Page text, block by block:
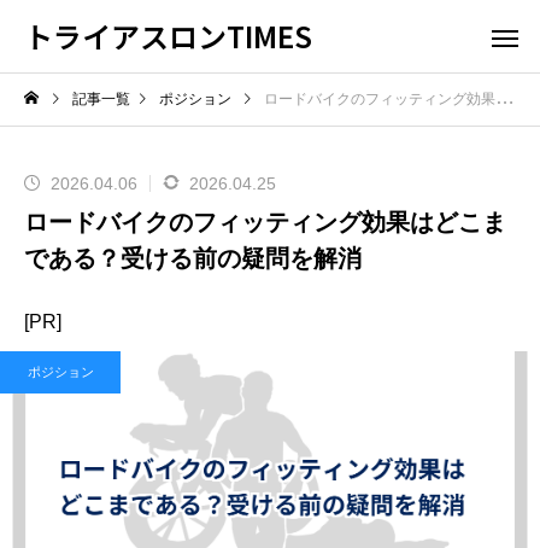
トライアスロンTIMES
記事一覧 ポジション ロードバイクのフィッティング効果はどこまである？受ける前の疑問を解消
2026.04.06 2026.04.25
ロードバイクのフィッティング効果はどこま
である？受ける前の疑問を解消
[PR]
ポジション